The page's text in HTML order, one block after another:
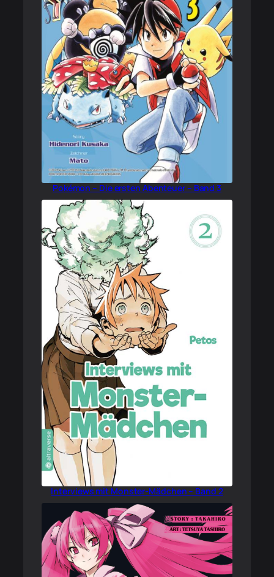
Pokémon – Die ersten Abenteuer – Band 3
Interviews mit Monster-Mädchen – Band 2